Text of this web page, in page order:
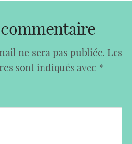
ne sera pas publiée. Les
sont indiqués avec *